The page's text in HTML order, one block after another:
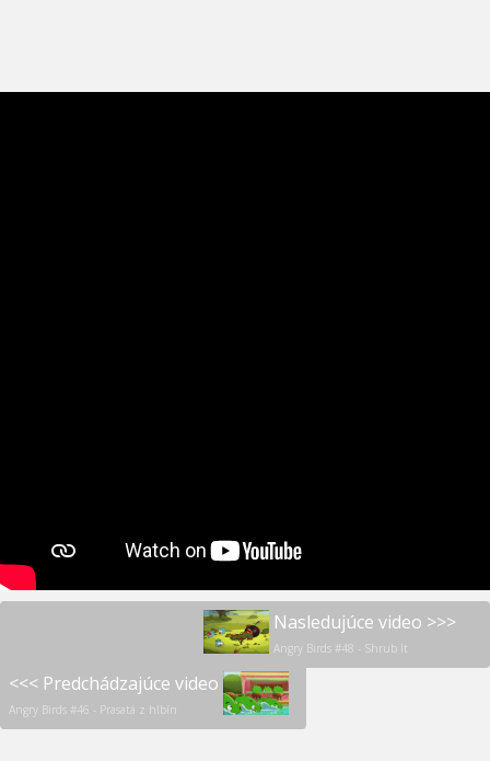
Nasledujúce video >>>
Angry Birds #48 - Shrub It
<<< Predchádzajúce video
Angry Birds #46 - Prasatá z hlbín